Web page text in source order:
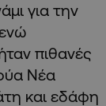
για την
πιθανές
Νέα
και εδάφη